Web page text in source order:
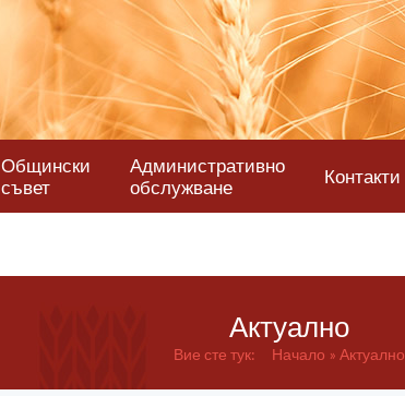
Общински
съвет
Административно
обслужване
Контакти
Актуално
Вие сте тук: Начало Актуално